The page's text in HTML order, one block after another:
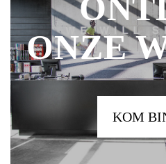
ONZE
KOM